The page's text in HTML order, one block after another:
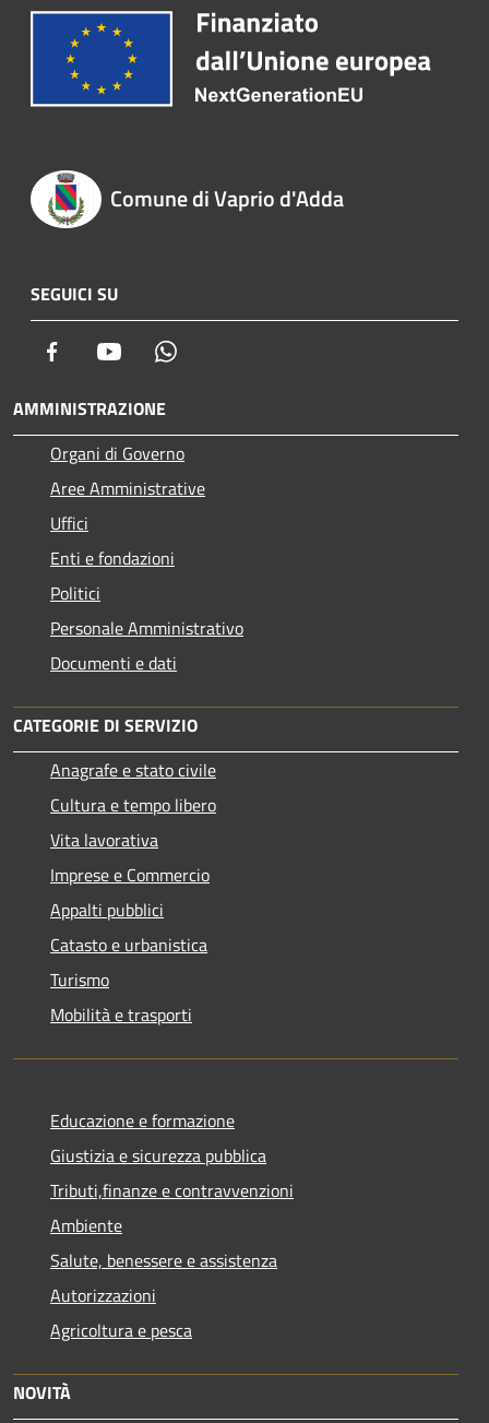
Comune di Vaprio d'Adda
SEGUICI SU
Facebook Youtube
AMMINISTRAZIONE
Organi di Governo
Aree Amministrative
Uffici
Enti e fondazioni
Politici
Personale Amministrativo
Documenti e dati
CATEGORIE DI SERVIZIO
Anagrafe e stato civile
Cultura e tempo libero
Vita lavorativa
Imprese e Commercio
Appalti pubblici
Catasto e urbanistica
Turismo
Mobilità e trasporti
Educazione e formazione
Giustizia e sicurezza pubblica
Tributi,finanze e contravvenzioni
Ambiente
Salute, benessere e assistenza
Autorizzazioni
Agricoltura e pesca
NOVITÀ